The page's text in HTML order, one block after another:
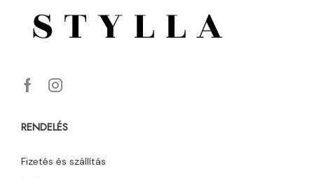
RENDELÉS
Fizetés és szállítás